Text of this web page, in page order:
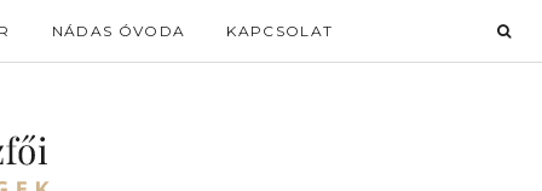
NÁDAS ÓVODA KAPCSOLAT